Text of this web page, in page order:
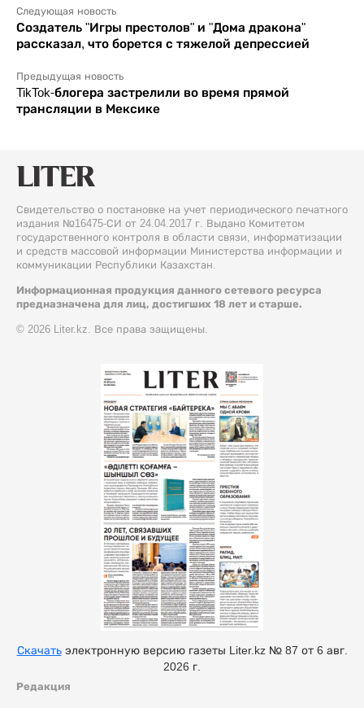
Следующая новость
Создатель "Игры престолов" и "Дома дракона"
рассказал, что борется с тяжелой депрессией
Предыдущая новость
TikTok-блогера застрелили во время прямой
трансляции в Мексике
Свидетельство о постановке на учет периодического печатного
издания №16475-СИ от 24.04.2017 г. Выдано Комитетом
государственного контроля в области связи, информатизации
и средств массовой информации Министерства информации и
коммуникации Республики Казахстан.
Информационная продукция данного сетевого ресурса
предназначена для лиц, достигших 18 лет и старше.
© 2026 Liter.kz. Все права защищены.
Редакция
Скачатьэлектронную версию газеты Liter.kz № 87 от 6 авг.
2026 г.